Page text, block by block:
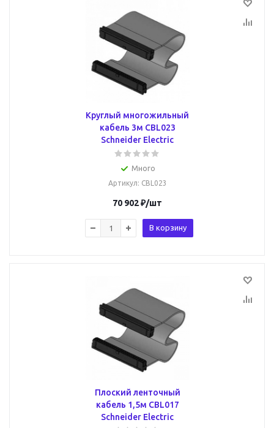
Круглый многожильный
кабель 3м CBL023
Schneider Electric
Много
Артикул: CBL023
70 902₽/шт
В корзину
Плоский ленточный
кабель 1,5м CBL017
Schneider Electric